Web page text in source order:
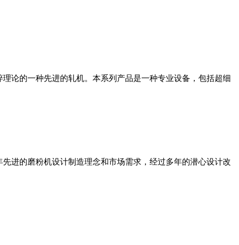
论的一种先进的轧机。本系列产品是一种专业设备，包括超细
进的磨粉机设计制造理念和市场需求，经过多年的潜心设计改